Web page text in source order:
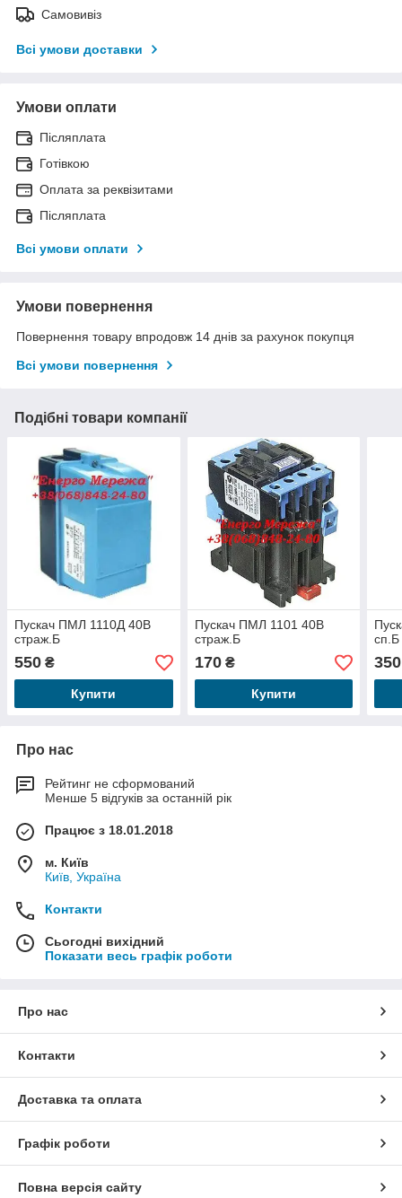
Самовивіз
Всі умови доставки
Умови оплати
Післяплата
Готівкою
Оплата за реквізитами
Післяплата
Всі умови оплати
Умови повернення
Повернення товару впродовж 14 днів за рахунок покупця
Всі умови повернення
Подібні товари компанії
Пускач ПМЛ 1110Д 40В
страж.Б
550 ₴
Купити
Пускач ПМЛ 1101 40В
страж.Б
170₴
Купити
сп.Б
350
Про нас
Рейтинг не сформований
Менше 5 відгуків за останній рік
Працює з 18.01.2018
м. Київ
Київ, Україна
Контакти
Сьогодні вихідний
Показати весь графік роботи
Про нас
Контакти
Доставка та оплата
Графік роботи
Повна версія сайту